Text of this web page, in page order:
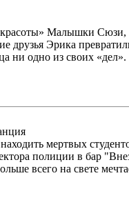
Малышки Сюзи,
друзья Эрика
ни одно из своих
мертвых
полиции в бар
всего на свете